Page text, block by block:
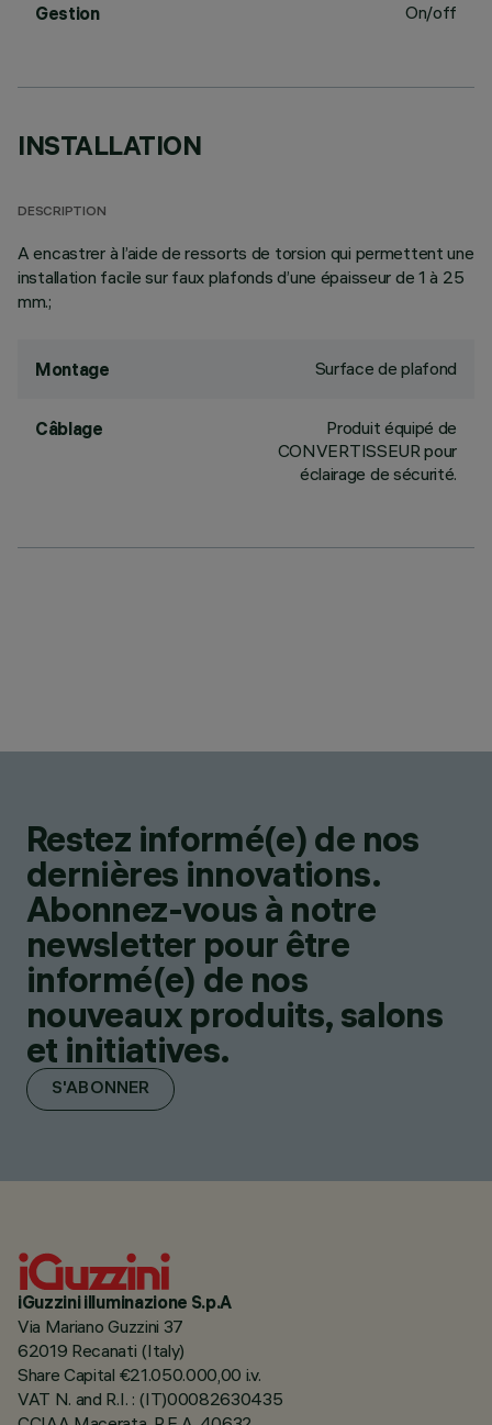
Gestion On/off
INSTALLATION
DESCRIPTION
A encastrer à l’aide de ressorts de torsion qui permettent une
installation facile sur faux plafonds d’une épaisseur de 1 à 25
mm.;
Montage Surface de plafond
Câblage
Produit équipé de
CONVERTISSEUR pour
éclairage de sécurité.
Restez informé(e) de nos
dernières innovations.
Abonnez-vous à notre
newsletter pour être
informé(e) de nos
nouveaux produits, salons
et initiatives.
S'ABONNER
iGuzzini illuminazione S.p.A
Via Mariano Guzzini 37
62019 Recanati (Italy)
Share Capital €21.050.000,00 i.v.
VAT N. and R.I. : (IT)00082630435